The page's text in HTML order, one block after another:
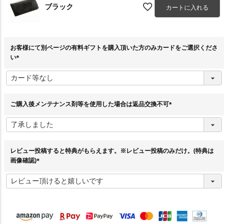
ブラック カートに入れる
お客様にて別ページの有料ギフトを購入頂いた方のみカードをご選択くださ
い
必
須
ご購入後メンテナンス剤等を使用した場合は返品交換不可
須
レビュー投稿すると特典がもらえます。※レビュー投稿のみだけ。(特典は
画像確認)
必
須